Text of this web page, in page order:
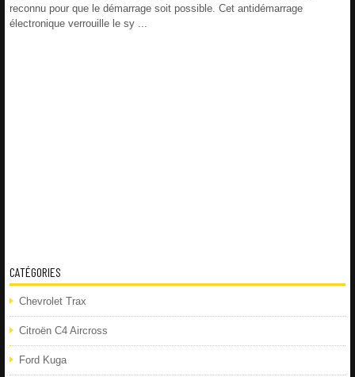
reconnu pour que le démarrage soit possible. Cet antidémarrage
électronique verrouille le sy ...
CATÉGORIES
Chevrolet Trax
Citroën C4 Aircross
Ford Kuga